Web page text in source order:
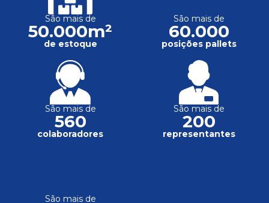
São mais de
50.000m²
de estoque
São mais de
60.000
posições pallets
São mais de
560
colaboradores
São mais de
200
representantes
São mais de